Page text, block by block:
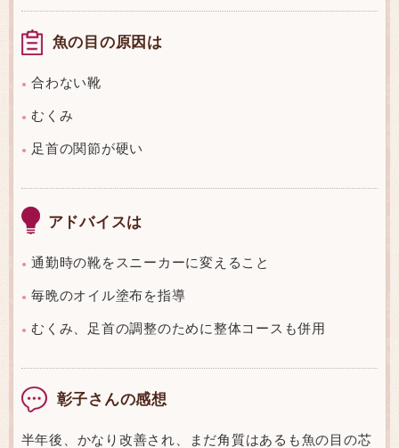
魚の目の原因は
● 合わない靴
● むくみ
● 足首の関節が硬い
アドバイスは
● 通勤時の靴をスニーカーに変えること
● 毎晩のオイル塗布を指導
● むくみ、足首の調整のために整体コースも併用
彰子さんの感想
半年後、かなり改善され、まだ角質はあるも魚の目の芯